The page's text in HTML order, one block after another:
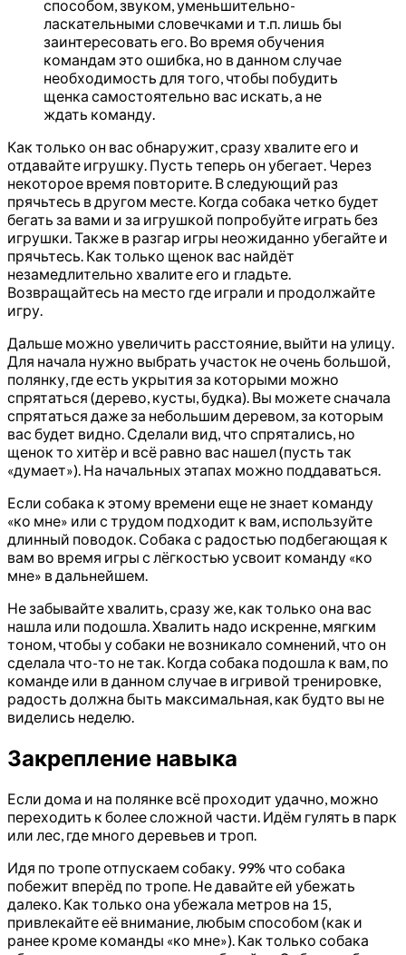
способом, звуком, уменьшительно-
ласкательными словечками и т.п. лишь бы
заинтересовать его. Во время обучения
командам это ошибка, но в данном случае
необходимость для того, чтобы побудить
щенка самостоятельно вас искать, а не
ждать команду.
Как только он вас обнаружит, сразу хвалите его и
отдавайте игрушку. Пусть теперь он убегает. Через
некоторое время повторите. В следующий раз
прячьтесь в другом месте. Когда собака четко будет
бегать за вами и за игрушкой попробуйте играть без
игрушки. Также в разгар игры неожиданно убегайте и
прячьтесь. Как только щенок вас найдёт
незамедлительно хвалите его и гладьте.
Возвращайтесь на место где играли и продолжайте
игру.
Дальше можно увеличить расстояние, выйти на улицу.
Для начала нужно выбрать участок не очень большой,
полянку, где есть укрытия за которыми можно
спрятаться (дерево, кусты, будка). Вы можете сначала
спрятаться даже за небольшим деревом, за которым
вас будет видно. Сделали вид, что спрятались, но
щенок то хитёр и всё равно вас нашел (пусть так
«думает»). На начальных этапах можно поддаваться.
Если собака к этому времени еще не знает команду
«ко мне» или с трудом подходит к вам, используйте
длинный поводок. Собака с радостью подбегающая к
вам во время игры с лёгкостью усвоит команду «ко
мне» в дальнейшем.
Не забывайте хвалить, сразу же, как только она вас
нашла или подошла. Хвалить надо искренне, мягким
тоном, чтобы у собаки не возникало сомнений, что он
сделала что-то не так. Когда собака подошла к вам, по
команде или в данном случае в игривой тренировке,
радость должна быть максимальная, как будто вы не
виделись неделю.
Закрепление навыка
Если дома и на полянке всё проходит удачно, можно
переходить к более сложной части. Идём гулять в парк
или лес, где много деревьев и троп.
Идя по тропе отпускаем собаку. 99% что собака
побежит вперёд по тропе. Не давайте ей убежать
далеко. Как только она убежала метров на 15,
привлекайте её внимание, любым способом (как и
ранее кроме команды «ко мне»). Как только собака